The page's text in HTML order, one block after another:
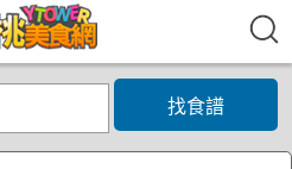
找食譜